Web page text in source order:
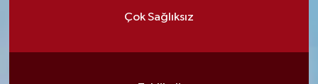
Çok Sağlıksız